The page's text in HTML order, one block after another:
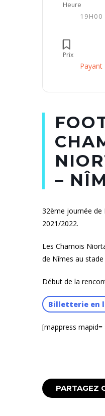
Heure
19H00
Prix
Payant
–
32ème journée de
2021/2022.
Les Chamois
de Nîmes au stade
Début de la
Billetterie en
[mappress mapid=
PARTAGEZ